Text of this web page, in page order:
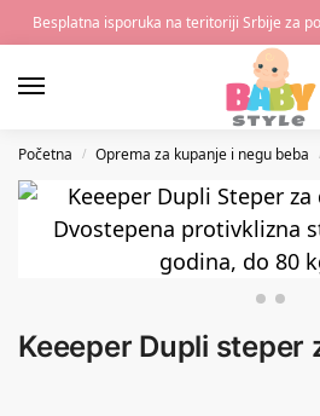
Besplatna isporuka na teritoriji Srbije za
Početna / Oprema za kupanje i negu beba
Keeeper Dupli steper